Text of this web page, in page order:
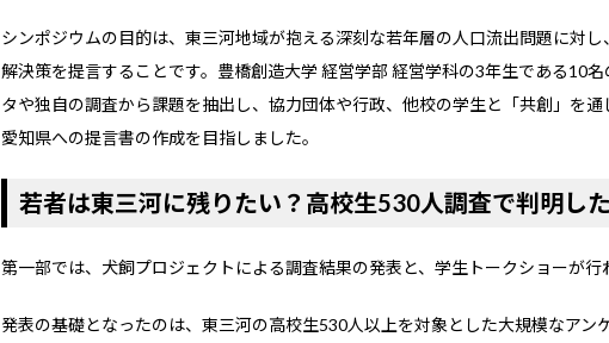
シンポジウムの目的は、東三河地域が抱える深刻な若年層の人口流出問題に対し
解決策を提言することです。豊橋創造大学 経営学部 経営学科の3年生である10
タや独自の調査から課題を抽出し、協力団体や行政、他校の学生と「共創」を通
愛知県への提言書の作成を目指しました。
若者は東三河に残りたい？高校生530人調査で判明し
第一部では、犬飼プロジェクトによる調査結果の発表と、学生トークショーが行
発表の基礎となったのは、東三河の高校生530人以上を対象とした大規模なアン